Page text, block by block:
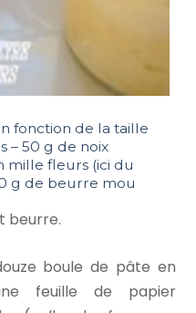
fonction de la taille
– 50 g de noix
mille fleurs (ici du
g de beurre mou
beurre.
boule de pâte en
feuille de papier